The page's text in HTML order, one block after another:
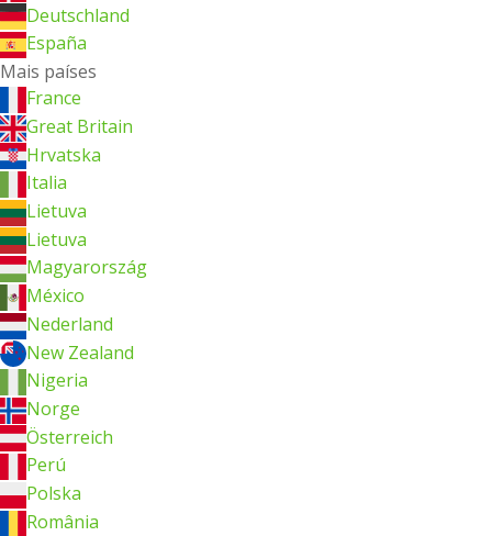
Deutschland
España
Mais países
France
Great Britain
Hrvatska
Italia
Lietuva
Lietuva
Magyarország
México
Nederland
New Zealand
Nigeria
Norge
Österreich
Perú
Polska
România